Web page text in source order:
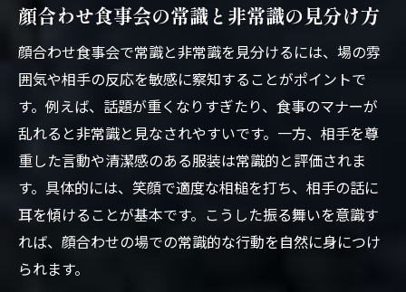
顔合わせ食事会の常識と非常識の見分け方
顔合わせ食事会で常識と非常識を見分けるには、場の雰
囲気や相手の反応を敏感に察知することがポイントで
す。例えば、話題が重くなりすぎたり、食事のマナーが
乱れると非常識と見なされやすいです。一方、相手を尊
重した言動や清潔感のある服装は常識的と評価されま
す。具体的には、笑顔で適度な相槌を打ち、相手の話に
耳を傾けることが基本です。こうした振る舞いを意識す
れば、顔合わせの場での常識的な行動を自然に身につけ
られます。